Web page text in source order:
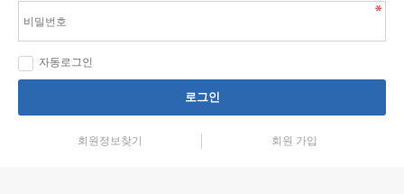
자동로그인
로그인
회원정보찾기 회원 가입